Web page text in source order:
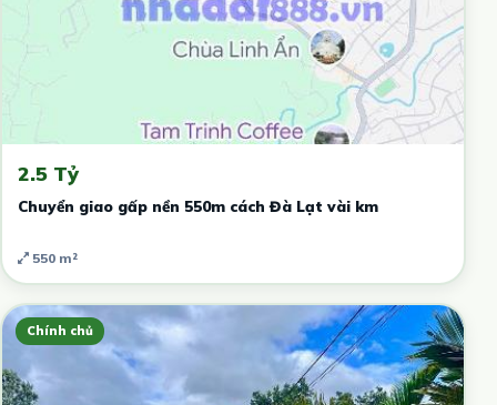
2.5 Tỷ
Chuyển giao gấp nền 550m cách Đà Lạt vài km
550 m²
Chính chủ